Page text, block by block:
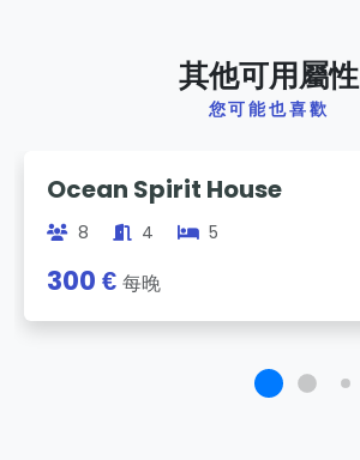
其他可用屬性
您可能也喜歡
Ocean Spirit House
8 4 5
300 €每晚